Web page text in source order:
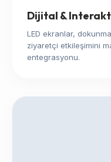
Dijital &
LED ekranlar,
ziyaretçi etkileşimini
entegrasyonu.